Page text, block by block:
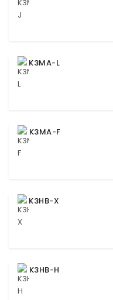
K3MA-L
K3MA-F
K3HB-X
K3HB-H